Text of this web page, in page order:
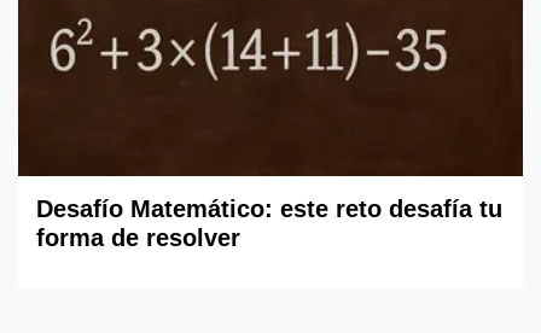
Desafío Matemático: este reto desafía tu
forma de resolver